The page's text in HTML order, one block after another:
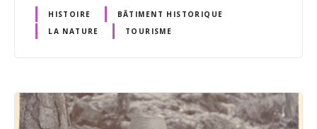
HISTOIRE
BÂTIMENT HISTORIQUE
LA NATURE
TOURISME